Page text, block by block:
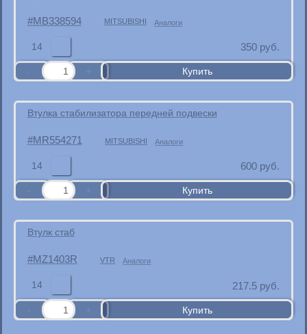
MB338594 MITSUBISHI Аналоги
14 350 руб.
Втулка стабилизатора передней подвески
MR554271 MITSUBISHI Аналоги
14 600 руб.
Втулк стаб
MZ1403R VTR Аналоги
14 217.5 руб.